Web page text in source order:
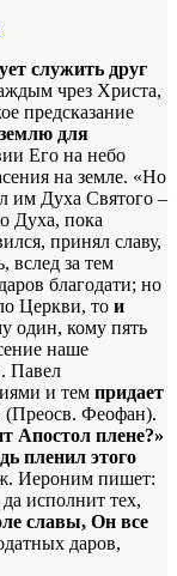
служить друг
чрез Христа,
предсказание
для
Его на небо
на земле. «Но
им Духа Святого –
Духа, пока
принял славу,
вслед за тем
благодати; но
Церкви, то и
один, кому пять
наше
Павел
и тем придает
(Преосв. Феофан).
Апостол плене?»
пленил этого
Иероним пишет:
исполнит тех,
славы, Он все
даров,